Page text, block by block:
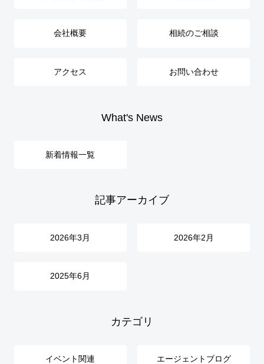
会社概要 相続のご相談
アクセス お問い合わせ
What's News
新着情報一覧
記事アーカイブ
2026年3月 2026年2月
2025年6月
カテゴリ
イベント関連 エージェントブログ